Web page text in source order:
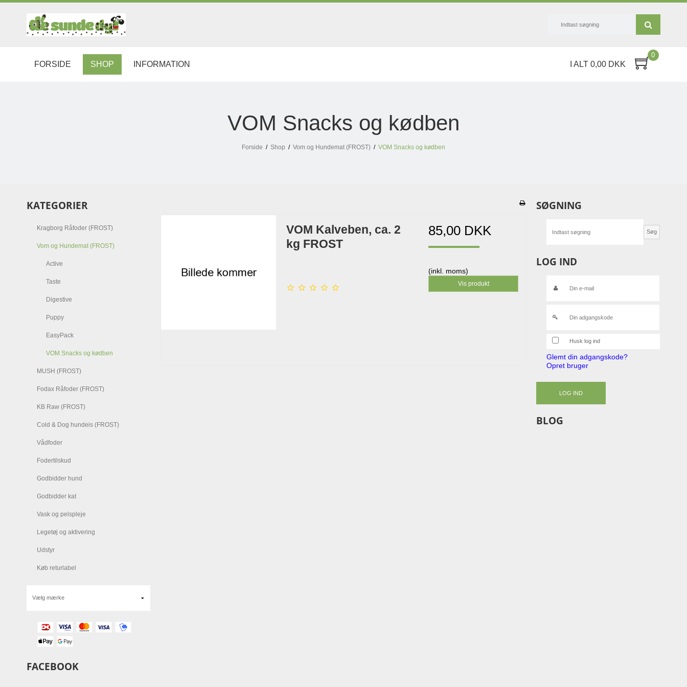
FORSIDE SHOP INFORMATION I ALT 0,00 DKK
0
VOM Snacks og kødben
Forside / Shop / Vom og Hundemat (FROST) / VOM Snacks og kødben
KATEGORIER
Kragborg Råfoder (FROST)
Vom og Hundemat (FROST)
Active
Taste
Digestive
Puppy
EasyPack
VOM Snacks og kødben
MUSH (FROST)
Fodax Råfoder (FROST)
KB Raw (FROST)
Cold & Dog hundeis (FROST)
Vådfoder
Fodertilskud
Godbidder hund
Godbidder kat
Vask og pelspleje
Legetøj og aktivering
Udstyr
Køb returlabel
FACEBOOK
VOM Kalveben, ca. 2
kg FROST
85,00 DKK
(inkl. moms)
Vis produkt
SØGNING
Søg
LOG IND
Husk log ind
Glemt din adgangskode?
Opret bruger
LOG IND
BLOG